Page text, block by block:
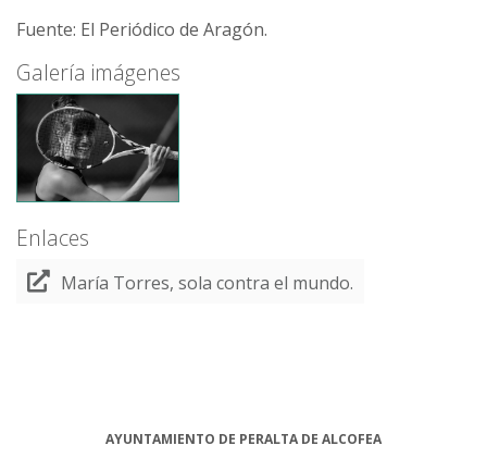
Fuente: El Periódico de Aragón.
Galería imágenes
Enlaces
María Torres, sola contra el mundo.
AYUNTAMIENTO DE PERALTA DE ALCOFEA